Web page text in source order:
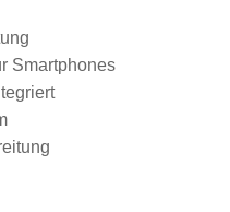
Smartphones